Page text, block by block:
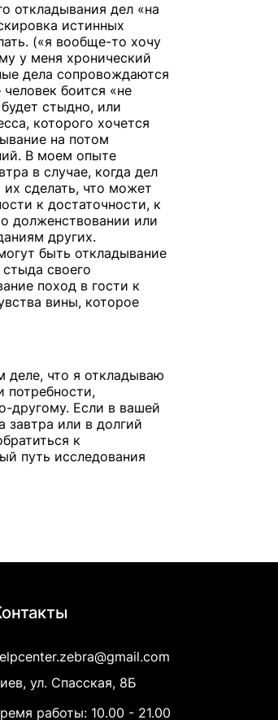
откладывания дел «на
истинных
(«я вообще-то хочу
у меня хронический
дела сопровождаются
боится «не
стыдно, или
которого хочется
на потом
В моем опыте
в случае, когда дел
сделать, что может
к достаточности, к
долженствовании или
других.
быть откладывание
своего
поход в гости к
вины, которое
деле, что я откладываю
потребности,
другому. Если в вашей
завтра или в долгий
к
путь исследования
ул. Спасская, 8Б
работы: 10.00 - 21.00